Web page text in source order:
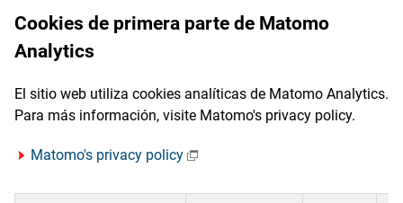
Cookies de primera parte de Matomo
Analytics
El sitio web utiliza cookies analíticas de Matomo Analytics.
Para más información, visite Matomo's privacy policy.
Matomo's privacy policy